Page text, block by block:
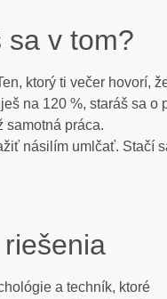
sa v tom?
ktorý ti večer hovorí,
na 120 %, staráš sa
samotná práca.
násilím umlčať. Stačí
a techník, ktoré